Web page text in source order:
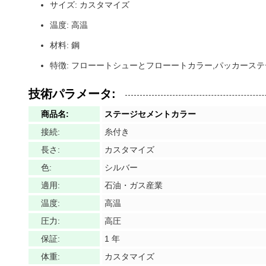
サイズ: カスタマイズ
温度: 高温
材料: 鋼
特徴: フローートシューとフローートカラー,パッカース
技術パラメータ:
商品名:
ステージセメントカラー
接続:
糸付き
長さ:
カスタマイズ
色:
シルバー
適用:
石油・ガス産業
温度:
高温
圧力:
高圧
保証:
1 年
体重:
カスタマイズ